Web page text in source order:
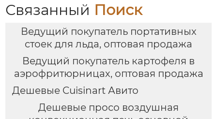
Связанный Поиск
Ведущий покупатель портативных
стоек для льда, оптовая продажа
Ведущий покупатель картофеля в
аэрофритюрницах, оптовая продажа
Дешевые Cuisinart Авито
Дешевые просо воздушная